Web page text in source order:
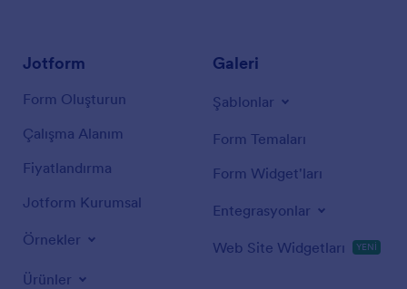
Jotform
Form Oluşturun
Çalışma Alanım
Fiyatlandırma
Jotform Kurumsal
Örnekler
Ürünler
Galeri
Şablonlar
Form Temaları
Form Widget'ları
Entegrasyonlar
Web Site Widgetları YENİ